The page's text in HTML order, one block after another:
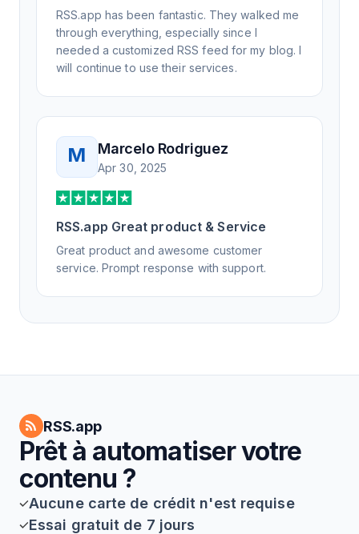
RSS.app has been fantastic. They walked me
through everything, especially since I
needed a customized RSS feed for my blog. I
will continue to use their services.
M Marcelo Rodriguez
Apr 30, 2025
RSS.app Great product & Service
Great product and awesome customer
service. Prompt response with support.
RSS.app
Prêt à automatiser votre
contenu ?
Aucune carte de crédit n'est requise
Essai gratuit de 7 jours